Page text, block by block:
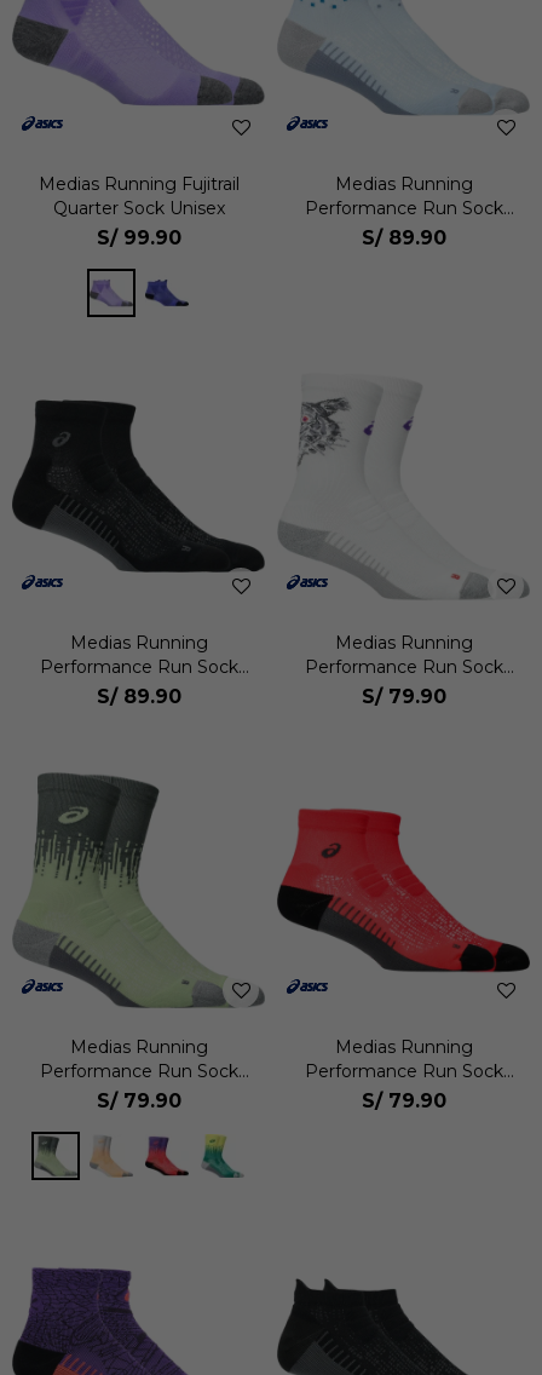
Medias Running Fujitrail
Quarter Sock Unisex
S/ 99.90
Medias Running
Performance Run Sock
Quarter Unisex
S/ 89.90
Medias Running
Performance Run Sock
Quarter Unisex
S/ 89.90
Medias Running
Performance Run Sock
Crew Unisex
S/ 79.90
Medias Running
Performance Run Sock
Crew Unisex
S/ 79.90
Medias Running
Performance Run Sock
Quarter Unisex
S/ 79.90